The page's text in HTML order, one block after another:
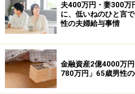
遺族基礎年金や遺族厚生年金（遺
その他（企業年金や個人年金保険
円
夫400万円・妻300万
に、低いねのひと言
性の夫婦給与事情
金融資産2億4000万
780万円」65歳男性